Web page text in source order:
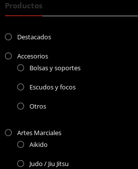
Productos
Destacados
Accesorios
Bolsas y soportes
Escudos y focos
Otros
Artes Marciales
Aikido
Judo / Jiu Jitsu